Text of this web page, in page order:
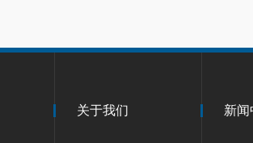
关于我们 新闻